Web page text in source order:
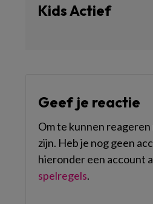
Kids Actief
Geef je reactie
Om te kunnen
zijn. Heb je nog geen
hieronder een account
spelregels.